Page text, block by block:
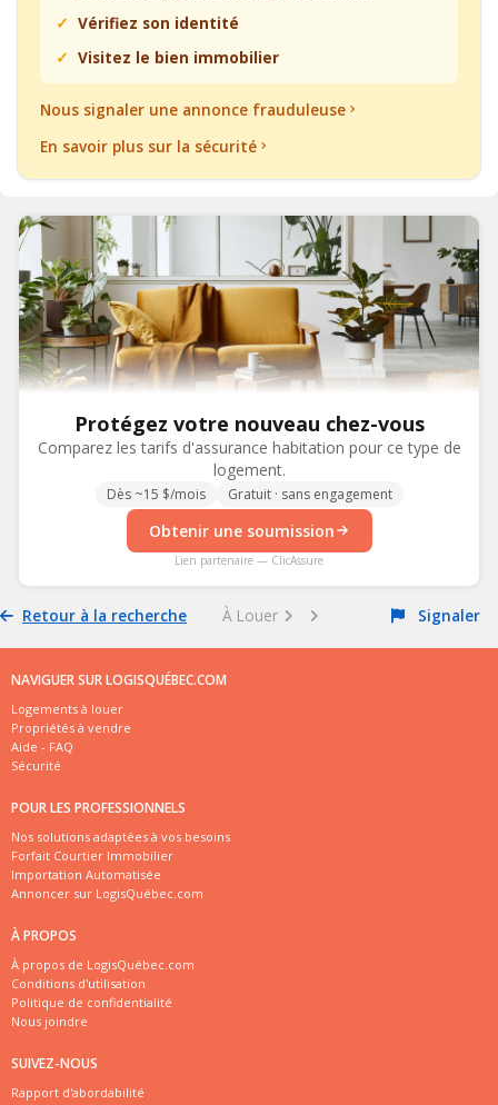
Vérifiez son identité
Visitez le bien immobilier
Nous signaler une annonce frauduleuse
En savoir plus sur la sécurité
Protégez votre nouveau chez-vous
Comparez les tarifs d'assurance habitation pour ce type de
logement.
Dès ~15 $/mois Gratuit · sans engagement
Obtenir une soumission
Lien partenaire — ClicAssure
Retour à la recherche À Louer Signaler
NAVIGUER SUR LOGISQUÉBEC.COM
Logements à louer
Propriétés à vendre
Aide - FAQ
Sécurité
POUR LES PROFESSIONNELS
Nos solutions adaptées à vos besoins
Forfait Courtier Immobilier
Importation Automatisée
Annoncer sur LogisQuébec.com
À PROPOS
À propos de LogisQuébec.com
Conditions d'utilisation
Politique de confidentialité
Nous joindre
SUIVEZ-NOUS
Rapport d'abordabilité